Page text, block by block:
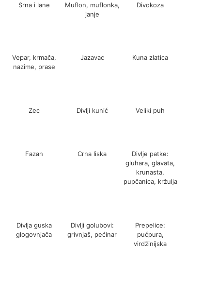
Srna i lane
Muflon, muflonka,
janje
Divokoza
Vepar, krmača,
nazime, prase
Jazavac Kuna zlatica
Zec Divlji kunić Veliki puh
Fazan Crna liska
Divlje patke:
gluhara, glavata,
krunasta,
pupčanica, kržulja
Divlja guska
glogovnjača
Divlji golubovi:
grivnjaš, pećinar
Prepelice:
pućpura,
virdžinijska